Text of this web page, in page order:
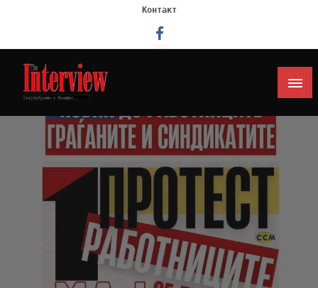
Контакт
Интервју